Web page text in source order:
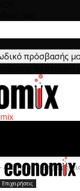
Ανάπτυξη
Επιχειρήσεις